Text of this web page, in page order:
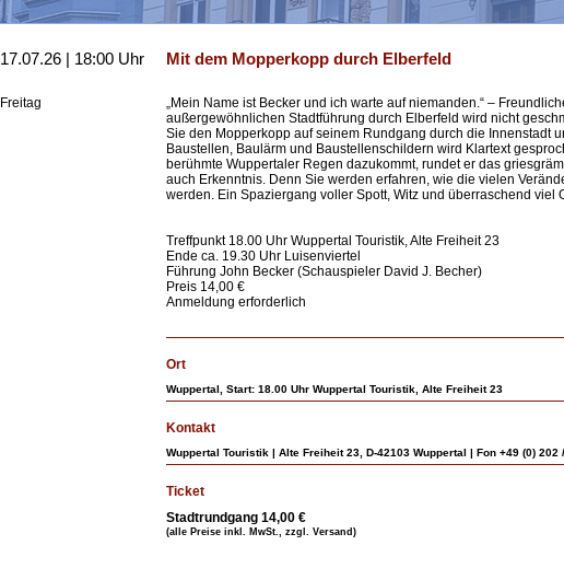
17.07.26 | 18:00 Uhr Mit dem Mopperkopp durch Elberfeld
Freitag
„Mein Name ist Becker und ich warte auf niemanden.“ –
außergewöhnlichen Stadtführung durch Elberfeld wird nicht
Sie den Mopperkopp auf seinem Rundgang durch die Innenstadt
Baustellen, Baulärm und Baustellenschildern wird Klartext
berühmte Wuppertaler Regen dazukommt, rundet er das
auch Erkenntnis. Denn Sie werden erfahren, wie die vielen
werden. Ein Spaziergang voller Spott, Witz und überraschend viel
Treffpunkt 18.00 Uhr Wuppertal Touristik, Alte Freiheit 23
Ende ca. 19.30 Uhr Luisenviertel
Führung John Becker (Schauspieler David J. Becher)
Preis 14,00 €
Anmeldung erforderlich
Ort
Wuppertal, Start: 18.00 Uhr Wuppertal Touristik, Alte Freiheit 23
Kontakt
Wuppertal Touristik | Alte Freiheit 23, D-42103 Wuppertal | Fon +49 (0) 202
Ticket
Stadtrundgang 14,00 €
(alle Preise inkl. MwSt., zzgl. Versand)